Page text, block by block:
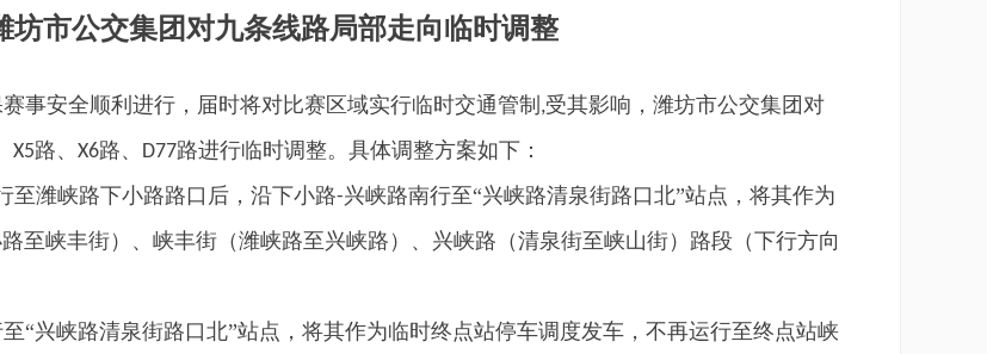
坊市公交集团对九条线路局部走向临时调整
事安全顺利进行，届时将对比赛区域实行临时交通管制 ,受其影响，潍坊市公交集团对
X5路、 X6路、 D77路进行临时调整。具体调整方案如下：
至潍峡路下小路路口后，沿下小路-兴峡路南行至“兴峡路清泉街路口北”站点，将其作为
至峡丰街）、峡丰街（潍峡路至兴峡路）、兴峡路（清泉街至峡山街）路段（下行方向
“兴峡路清泉街路口北”站点，将其作为临时终点站停车调度发车，不再运行至终点站峡